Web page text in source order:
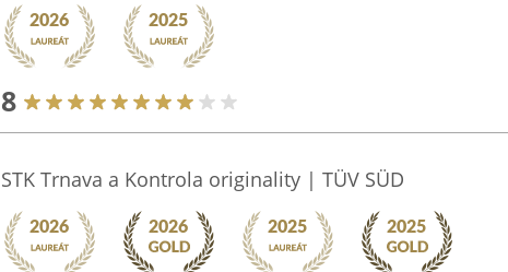
8
STK Trnava a Kontrola originality | TÜV SÜD